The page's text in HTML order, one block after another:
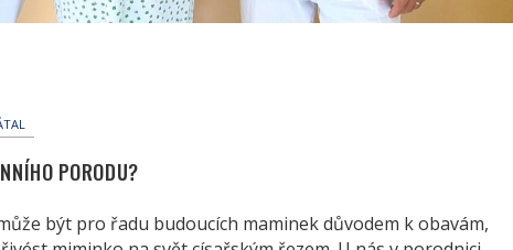
PORODU?
být pro řadu budoucích maminek důvodem k obavám,